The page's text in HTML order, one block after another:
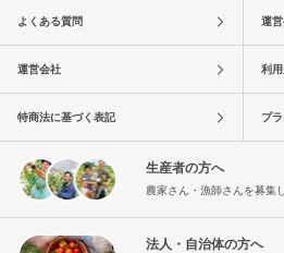
よくある質問 運
運営会社 利
特商法に基づく表記 プ
生産者の方へ
農家さん・漁師さんを募集
法人・自治体の方へ